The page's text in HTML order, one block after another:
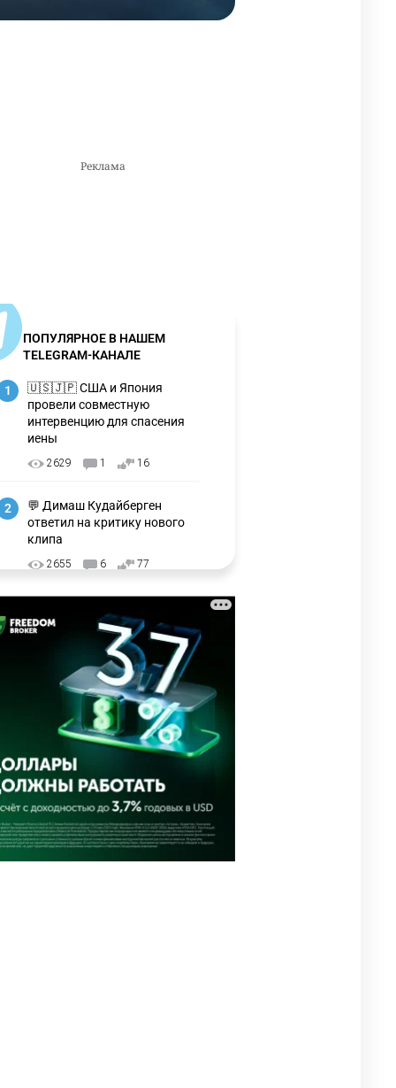
ПОПУЛЯРНОЕ В НАШЕМ
TELEGRAM-КАНАЛЕ
1
🇺🇸🇯🇵 США и Япония
провели совместную
интервенцию для спасения
иены
2629 1 16
2
💬 Димаш Кудайберген
ответил на критику нового
клипа
2655 6 77
экстренном отключении ИИ
1 39
🗣 Мужчина сказал тост на
свадьбе и заработал
уголовное дело
11 79
5
🗣Глава государства
направил телеграмму
соболезнования родным и
близким Халық қаһарманы
Ивана Гапича